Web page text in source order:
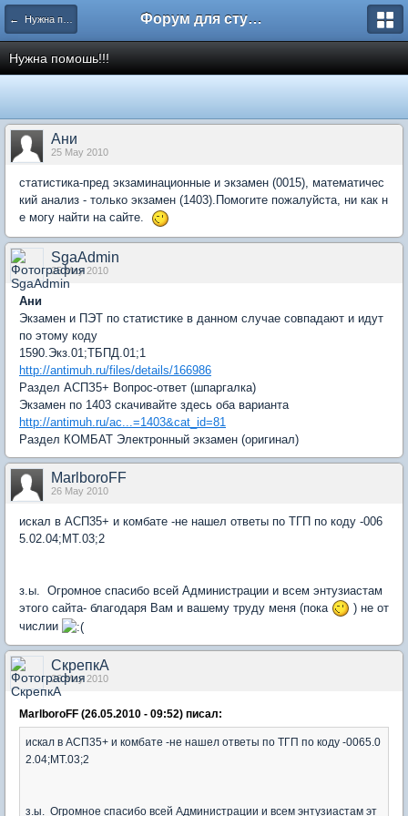
← Нужна помощь Форум для студента СГА
Нужна помошь!!!
Ани
25 May 2010
статистика-пред экзаминационные и экзамен (0015), математичес
кий анализ - только экзамен (1403).Помогите пожалуйста, ни как н
е могу найти на сайте.
SgaAdmin
25 May 2010
Ани
Экзамен и ПЭТ по статистике в данном случае совпадают и идут
по этому коду
1590.Экз.01;ТБПД.01;1
http://antimuh.ru/files/details/166986
Раздел АСПЗ5+ Вопрос-ответ (шпаргалка)
Экзамен по 1403 скачивайте здесь оба варианта
http://antimuh.ru/ac...=1403&cat_id=81
Раздел КОМБАТ Электронный экзамен (оригинал)
MarlboroFF
26 May 2010
искал в АСП35+ и комбате -не нашел ответы по ТГП по коду -006
5.02.04;МТ.03;2
з.ы. Огромное спасибо всей Администрации и всем энтузиастам
этого сайта- благодаря Вам и вашему труду меня (пока
) не от
числии
СкрепкА
26 May 2010
MarlboroFF (26.05.2010 - 09:52) писал:
искал в АСП35+ и комбате -не нашел ответы по ТГП по коду -0065.0
2.04;МТ.03;2
з.ы. Огромное спасибо всей Администрации и всем энтузиастам эт